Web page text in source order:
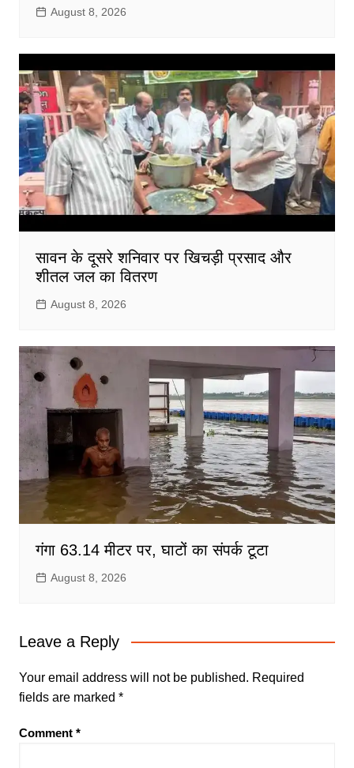
August 8, 2026
सावन के दूसरे शनिवार पर खिचड़ी प्रसाद और
शीतल जल का वितरण
August 8, 2026
गंगा 63.14 मीटर पर, घाटों का संपर्क टूटा
August 8, 2026
Leave a Reply
Your email address will not be published. Required
fields are marked *
Comment *